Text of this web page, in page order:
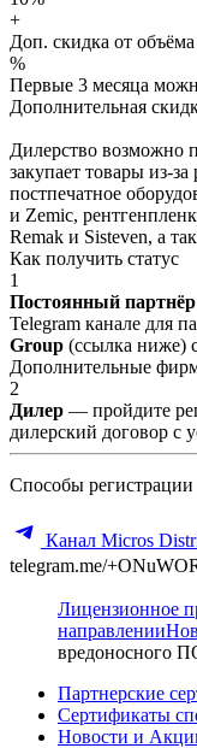
+
Доп. скидка от
%
Первые 3 месяца
Дополнительная
Дилерство возможно
закупает товары из-
постпечатное
и Zemic,
Remak и Sisteven, а
Как получить статус
1
Постоянный партнёр
Telegram канале для
Group (ссылка ниже)
Дополнительные
2
Дилер — пройдите
дилерский договор с
Способы регистрации
Канал Micros
telegram.me/
Лицензионное
направлении
вредоносного
Партнерские
Сертификаты
Новости и